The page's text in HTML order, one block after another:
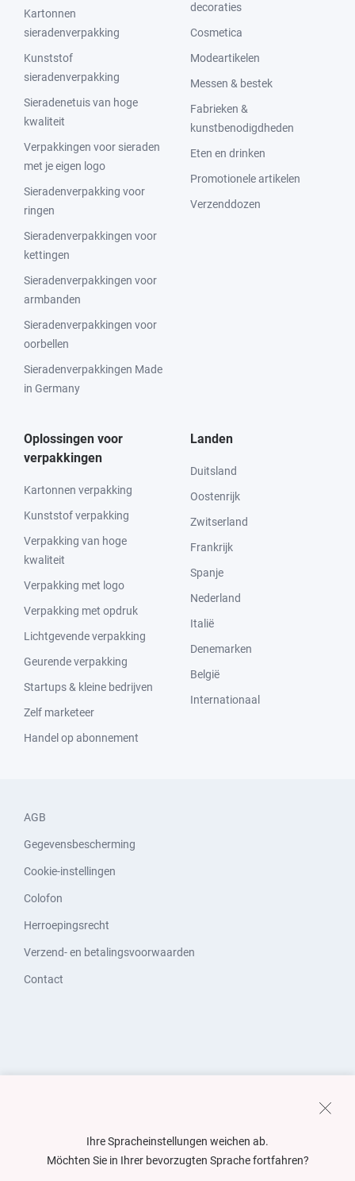
Kartonnen
sieradenverpakking
Kunststof
sieradenverpakking
Sieradenetuis van hoge
kwaliteit
Verpakkingen voor sieraden
met je eigen logo
Sieradenverpakking voor
ringen
Sieradenverpakkingen voor
kettingen
Sieradenverpakkingen voor
armbanden
Sieradenverpakkingen voor
oorbellen
Sieradenverpakkingen Made
in Germany
decoraties
Cosmetica
Modeartikelen
Messen & bestek
Fabrieken &
kunstbenodigdheden
Eten en drinken
Promotionele artikelen
Verzenddozen
Oplossingen voor
verpakkingen
Kartonnen verpakking
Kunststof verpakking
Verpakking van hoge
kwaliteit
Verpakking met logo
Verpakking met opdruk
Lichtgevende verpakking
Geurende verpakking
Startups & kleine bedrijven
Zelf marketeer
Handel op abonnement
Landen
Duitsland
Oostenrijk
Zwitserland
Frankrijk
Spanje
Nederland
Italië
Denemarken
België
Internationaal
AGB
Gegevensbescherming
Cookie-instellingen
Colofon
Herroepingsrecht
Verzend- en betalingsvoorwaarden
Contact
Ihre Spracheinstellungen weichen ab.
Möchten Sie in Ihrer bevorzugten Sprache fortfahren?